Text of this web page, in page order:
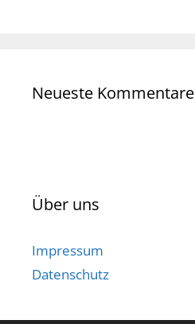
Neueste Kommentare
Über uns
Impressum
Datenschutz